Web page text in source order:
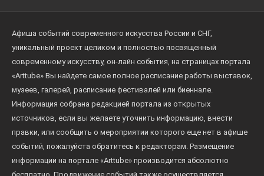
Афиша событий современного искусства России и СНГ,
уникальный проект целиком и полностью посвященный
современному искусству, он-лайн события, на страницах портала
«Arttube» Вы найдете самое полное расписание работы выставок,
музеев, галерей, расписание фестивалей или биеннале.
Информация собрана редакцией портала из открытых
источников, если вы желаете уточнить информацию, внести
правки, или сообщить о мероприятии которого еще нет в афише
событий, пожалуйста обратитесь к редакторам. Размещение
информации на портале «Arttube» производится абсолютно